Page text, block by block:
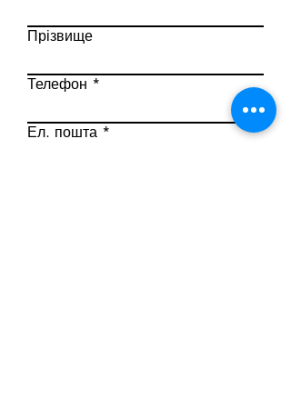
Прізвище
Телефон
Ел. пошта